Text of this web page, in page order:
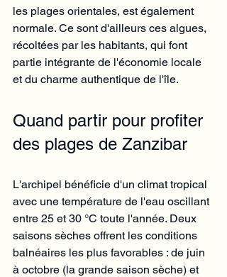
les plages orientales, est également
normale. Ce sont d'ailleurs ces algues,
récoltées par les habitants, qui font
partie intégrante de l'économie locale
et du charme authentique de l'île.
Quand partir pour profiter
des plages de Zanzibar
L'archipel bénéficie d'un climat tropical
avec une température de l'eau oscillant
entre 25 et 30 °C toute l'année. Deux
saisons sèches offrent les conditions
balnéaires les plus favorables : de juin
à octobre (la grande saison sèche) et